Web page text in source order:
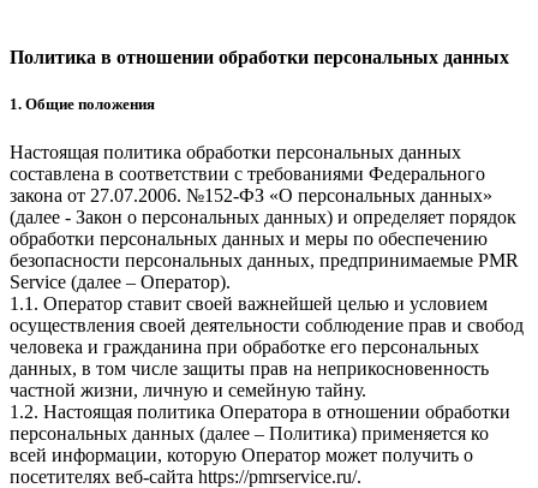
Политика в отношении обработки персональных данных
1. Общие положения
Настоящая политика обработки персональных данных
составлена в соответствии с требованиями Федерального
закона от 27.07.2006. №152-ФЗ «О персональных данных»
(далее - Закон о персональных данных) и определяет порядок
обработки персональных данных и меры по обеспечению
безопасности персональных данных, предпринимаемые PMR
Service (далее – Оператор).
1.1. Оператор ставит своей важнейшей целью и условием
осуществления своей деятельности соблюдение прав и свобод
человека и гражданина при обработке его персональных
данных, в том числе защиты прав на неприкосновенность
частной жизни, личную и семейную тайну.
1.2. Настоящая политика Оператора в отношении обработки
персональных данных (далее – Политика) применяется ко
всей информации, которую Оператор может получить о
посетителях веб-сайта https://pmrservice.ru/.